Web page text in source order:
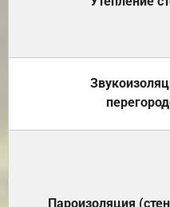
Пароизоляция